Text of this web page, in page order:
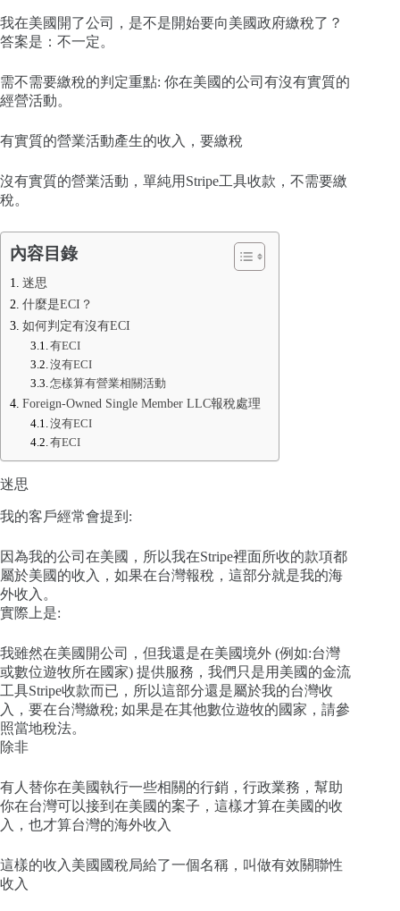
我在美國開了公司，是不是開始要向美國政府繳稅了？
答案是：不一定。
需不需要繳稅的判定重點: 你在美國的公司有沒有實質的
經營活動。
有實質的營業活動產生的收入，要繳稅
沒有實質的營業活動，單純用Stripe工具收款，不需要繳
稅。
內容目錄
迷思
什麼是ECI？
如何判定有沒有ECI
有ECI
沒有ECI
怎樣算有營業相關活動
Foreign-Owned Single Member LLC報稅處理
沒有ECI
有ECI
迷思
我的客戶經常會提到:
因為我的公司在美國，所以我在Stripe裡面所收的款項都
屬於美國的收入，如果在台灣報稅，這部分就是我的海
外收入。
實際上是:
我雖然在美國開公司，但我還是在美國境外 (例如:台灣
或數位遊牧所在國家) 提供服務，我們只是用美國的金流
工具Stripe收款而已，所以這部分還是屬於我的台灣收
入，要在台灣繳稅; 如果是在其他數位遊牧的國家，請參
照當地稅法。
除非
有人替你在美國執行一些相關的行銷，行政業務，幫助
你在台灣可以接到在美國的案子，這樣才算在美國的收
入，也才算台灣的海外收入
這樣的收入美國國稅局給了一個名稱，叫做有效關聯性
收入